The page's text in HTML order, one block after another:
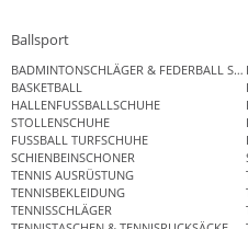
Ballsport
BADMINTONSCHLÄGER & FEDERBALL
BASKETBALL
HALLENFUSSBALLSCHUHE
STOLLENSCHUHE
FUSSBALL TURFSCHUHE
SCHIENBEINSCHONER
TENNIS AUSRÜSTUNG
TENNISBEKLEIDUNG
TENNISSCHLÄGER